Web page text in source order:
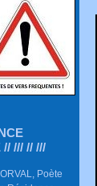
/// // ///
Poète